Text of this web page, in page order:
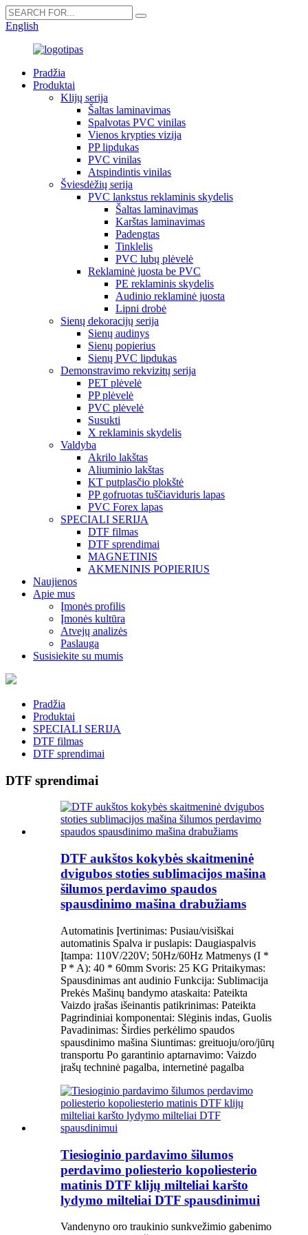
English
Pradžia
Produktai
Klijų serija
Šaltas laminavimas
Spalvotas PVC vinilas
Vienos krypties vizija
PP lipdukas
PVC vinilas
Atspindintis vinilas
Šviesdėžių serija
PVC lankstus reklaminis skydelis
Šaltas laminavimas
Karštas laminavimas
Padengtas
Tinklelis
PVC lubų plėvelė
Reklaminė juosta be PVC
PE reklaminis skydelis
Audinio reklaminė juosta
Lipni drobė
Sienų dekoracijų serija
Sienų audinys
Sienų popierius
Sienų PVC lipdukas
Demonstravimo rekvizitų serija
PET plėvelė
PP plėvelė
PVC plėvelė
Susukti
X reklaminis skydelis
Valdyba
Akrilo lakštas
Aliuminio lakštas
KT putplasčio plokštė
PP gofruotas tuščiaviduris lapas
PVC Forex lapas
SPECIALI SERIJA
DTF filmas
DTF sprendimai
MAGNETINIS
AKMENINIS POPIERIUS
Naujienos
Apie mus
Įmonės profilis
Įmonės kultūra
Atvejų analizės
Paslauga
Susisiekite su mumis
Pradžia
Produktai
SPECIALI SERIJA
DTF filmas
DTF sprendimai
DTF sprendimai
DTF aukštos kokybės skaitmeninė
dvigubos stoties sublimacijos mašina
šilumos perdavimo spaudos
spausdinimo mašina drabužiams
Automatinis Įvertinimas: Pusiau/visiškai
automatinis Spalva ir puslapis: Daugiaspalvis
Įtampa: 110V/220V; 50Hz/60Hz Matmenys (I *
P * A): 40 * 60mm Svoris: 25 KG Pritaikymas:
Spausdinimas ant audinio Funkcija: Sublimacija
Prekės Mašinų bandymo ataskaita: Pateikta
Vaizdo įrašas išeinantis patikrinimas: Pateikta
Pagrindiniai komponentai: Slėginis indas, Guolis
Pavadinimas: Širdies perkėlimo spaudos
spausdinimo mašina Siuntimas: greituoju/oro/jūrų
transportu Po garantinio aptarnavimo: Vaizdo
įrašų techninė pagalba, internetinė pagalba
Tiesioginio pardavimo šilumos
perdavimo poliesterio kopoliesterio
matinis DTF klijų milteliai karšto
lydymo milteliai DTF spausdinimui
Vandenyno oro traukinio sunkvežimio gabenimo